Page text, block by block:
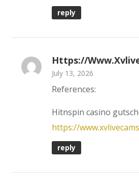
reply
Https://
July 13, 2026
References:
Hitnspin casino
https://
reply